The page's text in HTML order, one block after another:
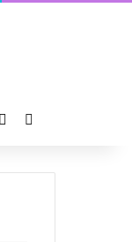
Publicación al azar